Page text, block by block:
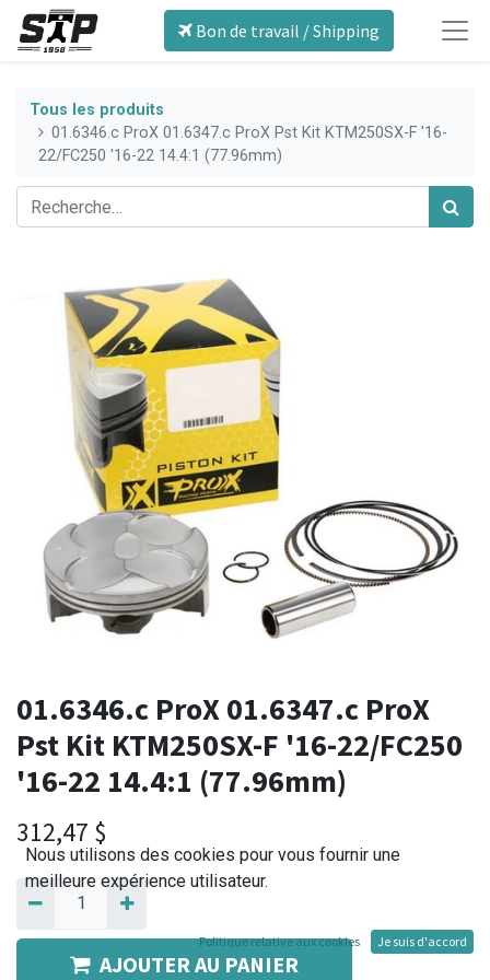
Bon de travail / Shipping
Tous les produits
01.6346.c ProX 01.6347.c ProX Pst Kit KTM250SX-F '16-
22/FC250 '16-22 14.4:1 (77.96mm)
01.6346.c ProX 01.6347.c ProX
Pst Kit KTM250SX-F '16-22/FC250
'16-22 14.4:1 (77.96mm)
312,47 $
AJOUTER AU PANIER
Nous utilisons des cookies pour vous fournir une
meilleure expérience utilisateur.
Politique relative aux cookies Je suis d'accord